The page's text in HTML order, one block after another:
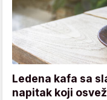
Ledena kafa sa
napitak koji